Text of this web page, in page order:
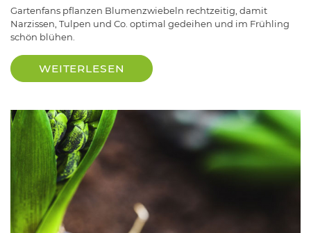
Gartenfans pflanzen Blumenzwiebeln rechtzeitig, damit
Narzissen, Tulpen und Co. optimal gedeihen und im Frühling
schön blühen.
WEITERLESEN